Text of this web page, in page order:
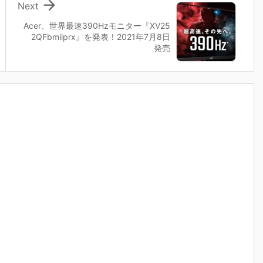
Acer、世界最速390Hzモニター『XV25
2QFbmiiprx』を発表！2021年7月8日
発売

Next